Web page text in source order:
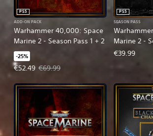
Warhammer 40,000: Space
Marine 2 - Season Pass 1 + 2
PS5
ADD-ON PACK
-25%
€52.49
Offer price, €52.49. Original price, €69.99.
€69.99
Marine 2 -
PS5
SEASON PASS
€39.99